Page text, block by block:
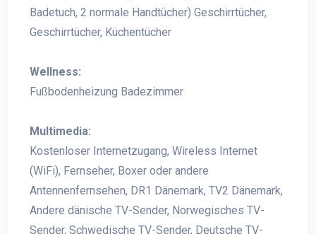
Badetuch, 2 normale Handtücher) Geschirrtücher,
Geschirrtücher, Küchentücher
Wellness:
Fußbodenheizung Badezimmer
Multimedia:
Kostenloser Internetzugang, Wireless Internet
(WiFi), Fernseher, Boxer oder andere
Antennenfernsehen, DR1 Dänemark, TV2 Dänemark,
Andere dänische TV-Sender, Norwegisches TV-
Sender, Schwedische TV-Sender, Deutsche TV-